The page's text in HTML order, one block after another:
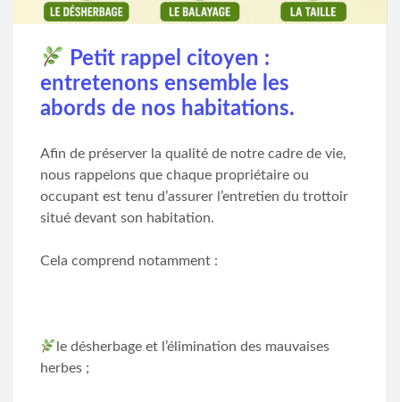
Petit rappel citoyen :
entretenons ensemble les
abords de nos habitations.
Afin de préserver la qualité de notre cadre de vie,
nous rappelons que chaque propriétaire ou
occupant est tenu d’assurer l’entretien du trottoir
situé devant son habitation.
Cela comprend notamment :
le désherbage et l’élimination des mauvaises
herbes ;